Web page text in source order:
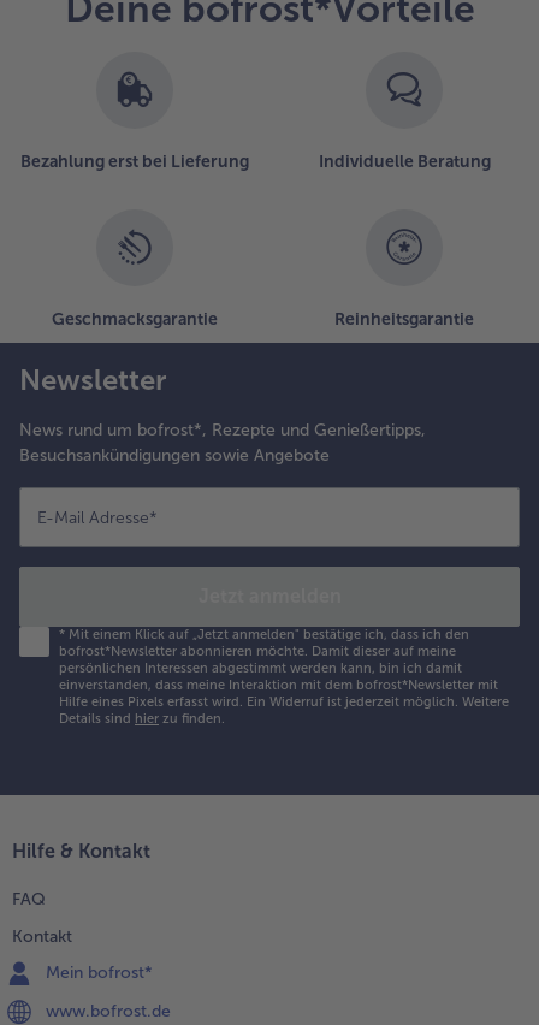
Petersilie
Bezahlung erst bei Lieferung Individuelle Beratung
Geschmacksgarantie Reinheitsgarantie
Newsletter
News rund um bofrost*, Rezepte und Genießertipps,
Besuchsankündigungen sowie Angebote
E-Mail Adresse*
* Mit einem Klick auf „Jetzt anmelden" bestätige ich, dass ich den
bofrost*Newsletter abonnieren möchte. Damit dieser auf meine
persönlichen Interessen abgestimmt werden kann, bin ich damit
einverstanden, dass meine Interaktion mit dem bofrost*Newsletter mit
Hilfe eines Pixels erfasst wird. Ein Widerruf ist jederzeit möglich. Weitere
Details sind hier zu finden.
Hilfe & Kontakt
FAQ
Kontakt
Mein bofrost*
www.bofrost.de